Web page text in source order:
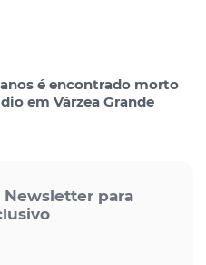
é encontrado morto
em Várzea Grande
Newsletter para